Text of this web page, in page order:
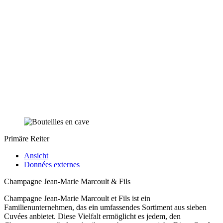
Primäre Reiter
Ansicht
Données externes
Champagne Jean-Marie Marcoult & Fils
Champagne Jean-Marie Marcoult et Fils ist ein
Familienunternehmen, das ein umfassendes Sortiment aus sieben
Cuvées anbietet. Diese Vielfalt ermöglicht es jedem, den